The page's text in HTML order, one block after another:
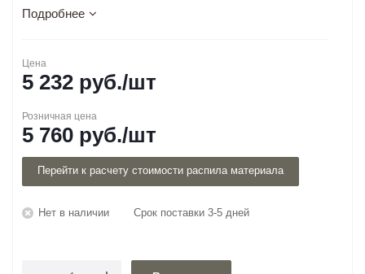
Подробнее
Цена
5 232 руб./шт
Розничная цена
5 760 руб./шт
Перейти к расчету стоимости распила материала
Нет в наличии Срок поставки 3-5 дней